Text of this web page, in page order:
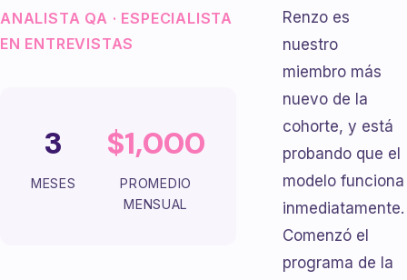
ANALISTA QA · ESPECIALISTA
EN ENTREVISTAS
3
MESES
$1,000
PROMEDIO
MENSUAL
Renzo es
nuestro
miembro más
nuevo de la
cohorte, y está
probando que el
modelo funciona
inmediatamente.
Comenzó el
programa de la